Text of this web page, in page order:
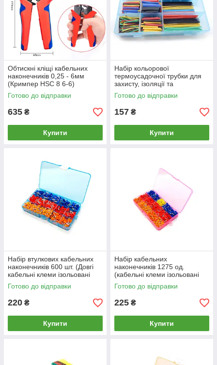
Обтискні кліщі кабельних
наконечників 0,25 - 6мм
(Кримпер HSC 8 6-6)
Готово до відправки
635 ₴
Купити
Набір кольорової
термоусадочної трубки для
захисту, ізоляції та
маркування. Комплект із 328
шт. у кейсі
Готово до відправки
157 ₴
Купити
Набір втулкових кабельних
наконечників 600 шт. (Довгі
кабельні клеми ізольовані
E1508, E2510, E4012)
Готово до відправки
220 ₴
Купити
Набір кабельних
наконечників 1275 од.
(кабельні клеми ізольовані
E0508, E7508, E1008, E1508,
E2508)
Готово до відправки
225 ₴
Купити